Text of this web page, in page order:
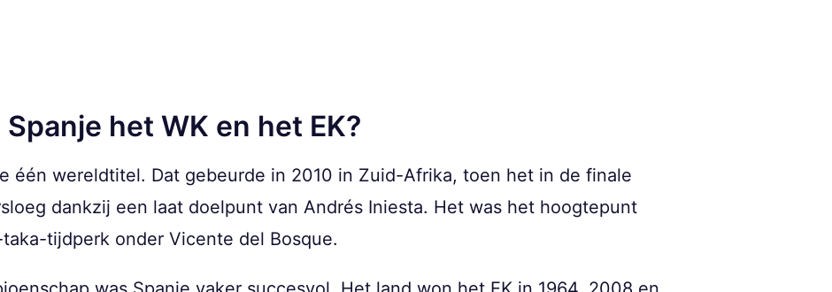
het WK en het EK?
één wereldtitel. Dat gebeurde in 2010 in Zuid-Afrika, toen het in de finale
dankzij een laat doelpunt van Andrés Iniesta. Het was het hoogtepunt
tijdperk onder Vicente del Bosque.